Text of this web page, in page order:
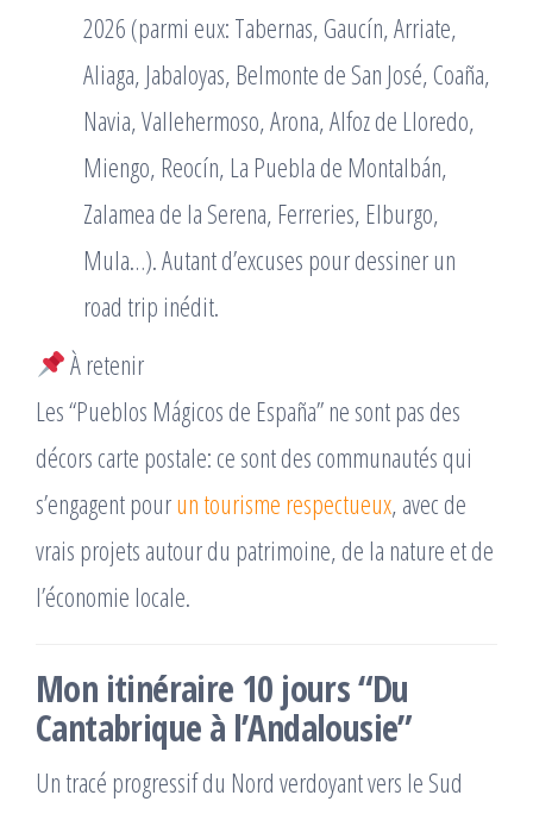
2026 (parmi eux: Tabernas, Gaucín, Arriate,
Aliaga, Jabaloyas, Belmonte de San José, Coaña,
Navia, Vallehermoso, Arona, Alfoz de Lloredo,
Miengo, Reocín, La Puebla de Montalbán,
Zalamea de la Serena, Ferreries, Elburgo,
Mula…). Autant d’excuses pour dessiner un
road trip inédit.
À retenir
Les “Pueblos Mágicos de España” ne sont pas des
décors carte postale: ce sont des communautés qui
s’engagent pourun tourisme respectueux, avec de
vrais projets autour du patrimoine, de la nature et de
l’économie locale.
Mon itinéraire 10 jours “Du
Cantabrique à l’Andalousie”
Un tracé progressif du Nord verdoyant vers le Sud